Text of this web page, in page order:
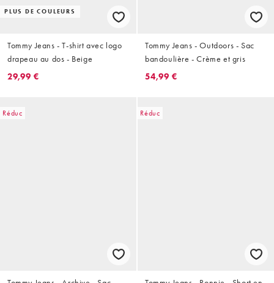
PLUS DE COULEURS
Tommy Jeans - T-shirt avec logo
drapeau au dos - Beige
29,99 €
Tommy Jeans - Outdoors - Sac
bandoulière - Crème et gris
54,99 €
Réduc Réduc